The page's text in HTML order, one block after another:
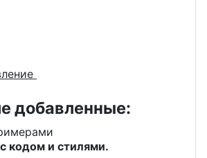
добавленные:
кодом и стилями.